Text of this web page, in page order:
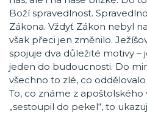
Boží spravedlnost.
Zákona. Vždyť Zákon nebyl
však přeci jen změnilo.
spojuje dva důležité motivy –
jeden do budoucnosti. Do
všechno to zlé, co
To, co známe z apoštolského
„sestoupil do pekel“, to